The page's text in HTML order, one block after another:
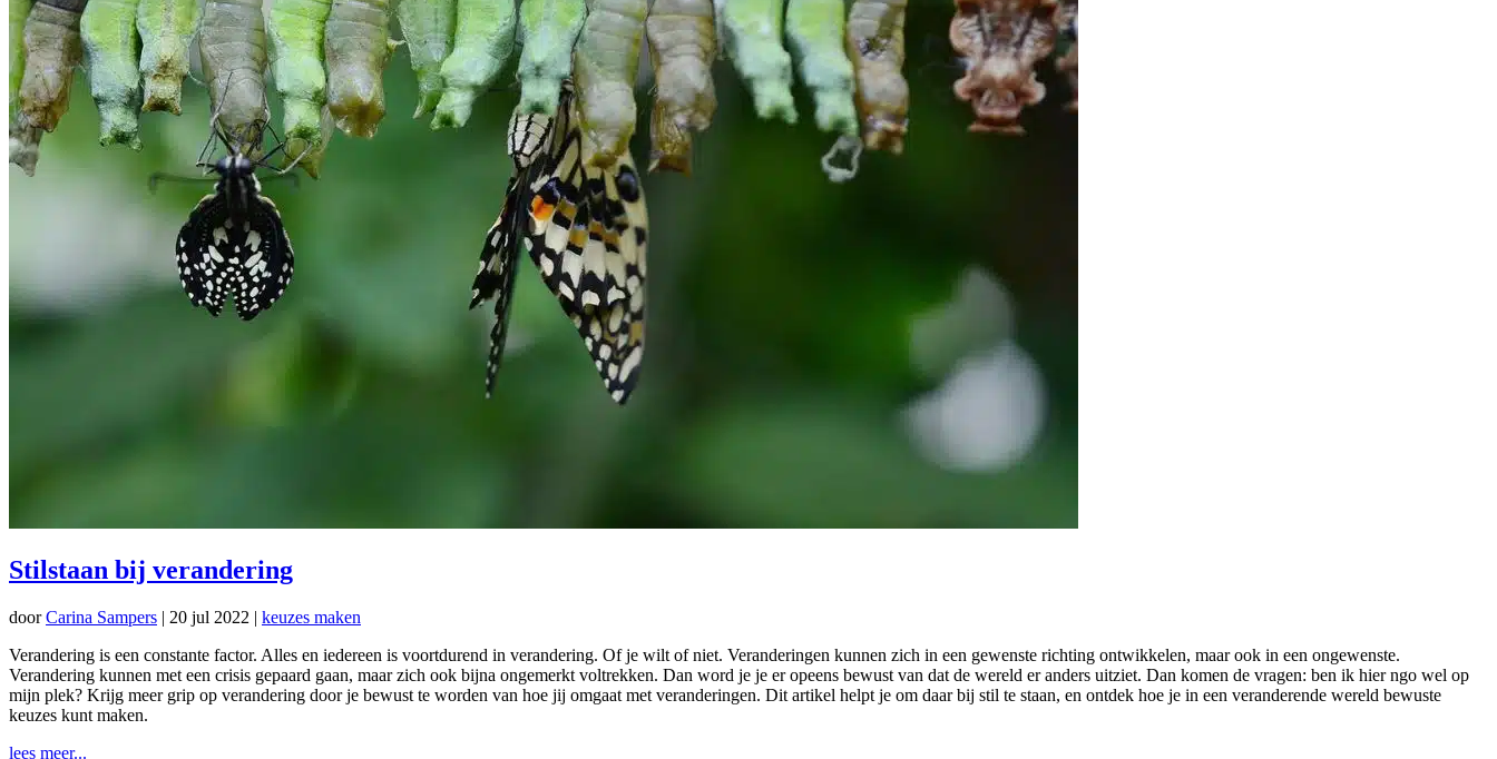
Stilstaan bij verandering
doorCarina Sampers | 20 jul 2022 | keuzes maken
Verandering is een constante factor. Alles en iedereen is voortdurend in verandering. Of je wilt of niet. Veranderingen kunnen zich in een gewenste richting ontwikkelen, maar ook in een ongewenste.
Verandering kunnen met een crisis gepaard gaan, maar zich ook bijna ongemerkt voltrekken. Dan word je je er opeens bewust van dat de wereld er anders uitziet. Dan komen de vragen: ben ik hier ngo wel op
mijn plek? Krijg meer grip op verandering door je bewust te worden van hoe jij omgaat met veranderingen. Dit artikel helpt je om daar bij stil te staan, en ontdek hoe je in een veranderende wereld bewuste
keuzes kunt maken.
lees meer...